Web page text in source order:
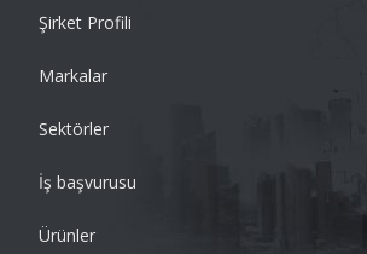
Şirket Profili
Markalar
Sektörler
İş başvurusu
Ürünler